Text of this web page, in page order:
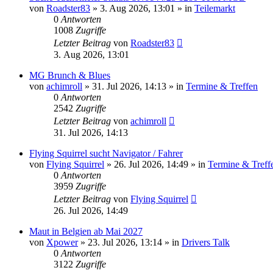
von Roadster83 » 3. Aug 2026, 13:01 » in Teilemarkt
0 Antworten
1008 Zugriffe
Letzter Beitrag von Roadster83
3. Aug 2026, 13:01
MG Brunch & Blues
von achimroll » 31. Jul 2026, 14:13 » in Termine & Treffen
0 Antworten
2542 Zugriffe
Letzter Beitrag von achimroll
31. Jul 2026, 14:13
Flying Squirrel sucht Navigator / Fahrer
von Flying Squirrel » 26. Jul 2026, 14:49 » in Termine &
0 Antworten
3959 Zugriffe
Letzter Beitrag von Flying Squirrel
26. Jul 2026, 14:49
Maut in Belgien ab Mai 2027
von Xpower» 23. Jul 2026, 13:14 » in Drivers Talk
0 Antworten
3122 Zugriffe